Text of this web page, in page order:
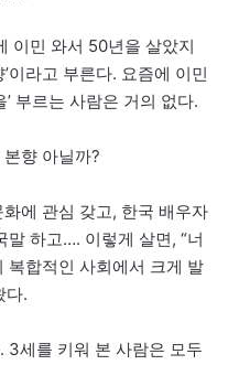
이민 와서 50년을 살았지
이라고 부른다. 요즘에 이민
부르는 사람은 거의 없다.
향 아닐까?
에 관심 갖고, 한국 배우자
말 하고…. 이렇게 살면, “너
복합적인 사회에서 크게 발
다.
3세를 키워 본 사람은 모두